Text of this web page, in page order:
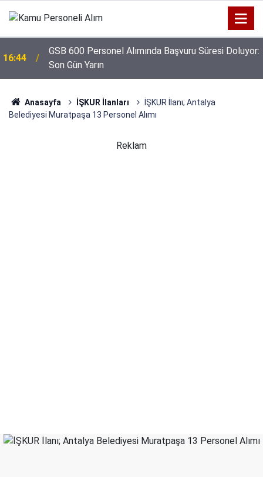
16:44
GSB 600 Personel Alımında Başvuru Süresi Doluyor:
Son Gün Yarın
Anasayfa İŞKUR İlanları
İŞKUR İlanı; Antalya
Belediyesi Muratpaşa 13 Personel Alımı
Reklam